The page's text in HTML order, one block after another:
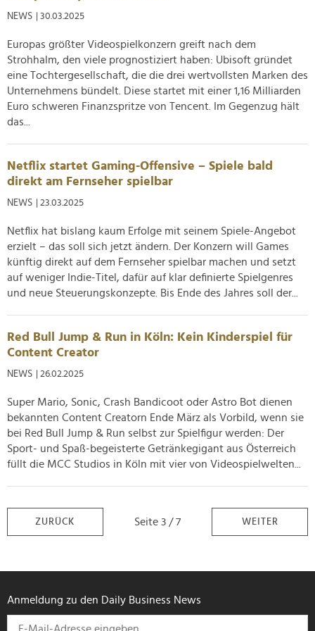
soziale Medien, Werbung und Analysen weiter. Unsere
weiteren Daten zusammen, die Sie ihnen bereitgestellt
haben oder die sie im Rahmen Ihrer Nutzung der Dienste
gesammelt haben.
NEWS | 30.03.2025
Europas größter Videospielkonzern greift nach dem
Strohhalm, den viele prognostiziert haben: Ubisoft gründet
eine Tochtergesellschaft, die die drei wertvollsten Marken des
Unternehmens bündelt. Diese startet mit einer 1,16 Milliarden
Euro schweren Finanzspritze von Tencent. Im Gegenzug hält
das...
Netflix startet Gaming-Offensive – Spiele bald
direkt am Fernseher spielbar
NEWS | 23.03.2025
Netflix hat bislang kaum Erfolge mit seinem Spiele-Angebot
erzielt – das soll sich jetzt ändern. Der Konzern will Games
künftig direkt auf dem Fernseher spielbar machen und setzt
auf weniger Indie-Titel, dafür auf klar definierte Spielgenres
und neue Steuerungskonzepte. Bis Ende des Jahres soll der...
Red Bull Jump & Run in Köln: Kein Kinderspiel für
Content Creator
NEWS | 26.02.2025
Super Mario, Sonic, Crash Bandicoot oder Astro Bot dienen
bekannten Content Creatorn Ende März als Vorbild, wenn sie
bei Red Bull Jump & Run selbst zur Spielfigur werden: Der
Sport- und Spaß-begeisterte Getränkegigant aus Österreich
füllt die MCC Studios in Köln mit vier von Videospielwelten...
ZURÜCK Seite 3 / 7 WEITER
Anmeldung zu den Daily Business News